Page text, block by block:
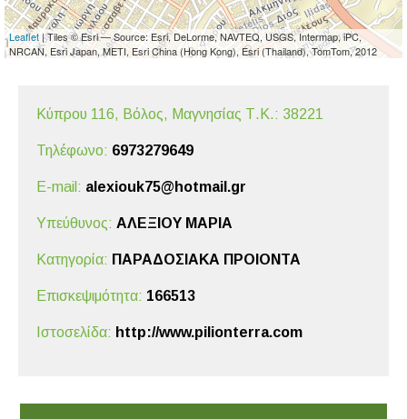
Leaflet| Tiles © Esri — Source: Esri, DeLorme, NAVTEQ, USGS, Intermap, iPC,
NRCAN, Esri Japan, METI, Esri China (Hong Kong), Esri (Thailand), TomTom, 2012
Κύπρου 116, Βόλος, Μαγνησίας Τ.Κ.: 38221
Τηλέφωνο: 6973279649
E-mail: alexiouk75@hotmail.gr
Υπεύθυνος: ΑΛΕΞΙΟΥ ΜΑΡΙΑ
Κατηγορία: ΠΑΡΑΔΟΣΙΑΚΑ ΠΡΟΙΟΝΤΑ
Επισκεψιμότητα: 166513
Ιστοσελίδα: http://www.pilionterra.com